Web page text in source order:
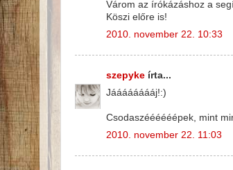
Várom az írókázáshoz a
Köszi előre is!
2010. november 22. 10:33
szepyke írta...
Jááááááááj!:)
Csodaszéééééépek, mint
2010. november 22. 11:03